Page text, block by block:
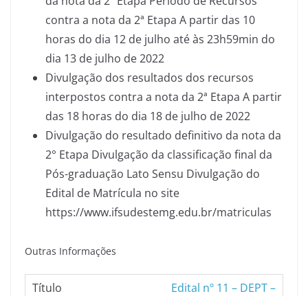
contra a nota da 2ª Etapa A partir das 10
horas do dia 12 de julho até às 23h59min do
dia 13 de julho de 2022
Divulgação dos resultados dos recursos
interpostos contra a nota da 2ª Etapa A partir
das 18 horas do dia 18 de julho de 2022
Divulgação do resultado definitivo da nota da
2° Etapa Divulgação da classificação final da
Pós-graduação Lato Sensu Divulgação do
Edital de Matrícula no site
https://www.ifsudestemg.edu.br/matriculas
Outras Informações
Edital nº 11 – DEPT –